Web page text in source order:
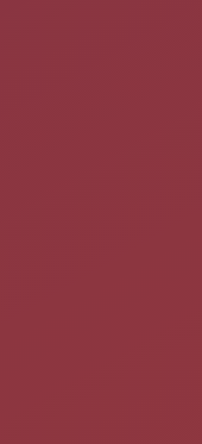
commande :
\(x86\)/Phonology\
Linguistique
»